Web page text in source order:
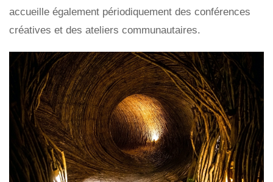
accueille également périodiquement des conférences
créatives et des ateliers communautaires.